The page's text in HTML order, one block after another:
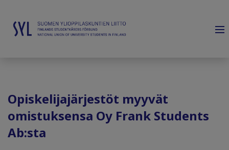
Opiskelijajärjestöt myyvät
omistuksensa Oy Frank Students
Ab:sta